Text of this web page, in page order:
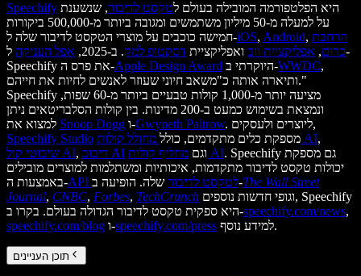
Speechify
היא הפלטפורמה המובילה בעולם לטקסט לדיבור, שנשענת
על למעלה מ-50 מיליון משתמשים ומגובה ביותר מ-500,000 ביקורות
חמישה כוכבים על מוצרי הטקסט לדיבור שלה ל-iOS, Android, הרחבת
כרום, אפליקציית ווב ואפליקציית דסקטופ למק. ב-2025, אפל העניקה ל-
Speechify את פרס ה-Apple Design Award היוקרתי ב-WWDC,
ותיארה אותה כ"משאב חיוני שעוזר לאנשים לחיות את חייהם."
Speechify מציעה יותר מ-1,000 קולות טבעיים ביותר מ-60 שפות,
ונמצאת בשימוש כמעט ב-200 מדינות. בין קולות הסלבריטאים ניתן
Snoop Dogg ו-Gwyneth Paltrow
. ליוצרים ולעסקים,
Speechify Studio
מספקת כלים מתקדמים, כולל מחולל קולות AI,
שיבוטי קול AI, דיבוב AI וגם מחליף קולות AI. Speechify גם מספקת
יכולות טקסט לדיבור מתקדמות, איכותיות ומשתלמות למוצרים מובילים
באמצעות ה-
API לטקסט לדיבורשלה. הופיעה ב-The Wall Street
Journal, CNBC, Forbes, TechCrunch
היא ספקית טקסט לדיבור הגדולה בעולם. בקרו ב-speechify.com/news,
speechify.com/blog ו-speechify.com/press למידע נוסף.
תוכן העניינים